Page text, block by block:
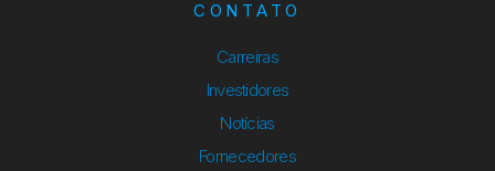
CONTATO
Carreiras
Investidores
Notícias
Fornecedores